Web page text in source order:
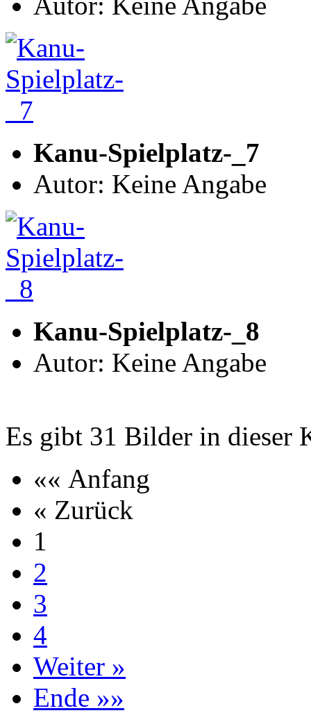
Kanu-Spielplatz-_7
Autor: Keine Angabe
Kanu-Spielplatz-_8
Autor: Keine Angabe
Es gibt 31 Bilder in dieser
«« Anfang
« Zurück
1
2
3
4
Weiter »
Ende »»